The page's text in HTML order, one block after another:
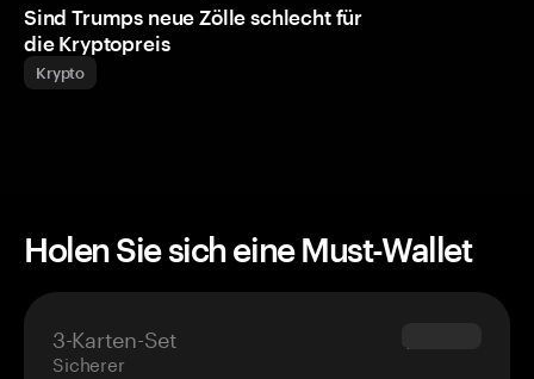
Sind Trumps neue Zölle schlecht für
die Kryptopreis
Krypto
Holen Sie sich eine Must-Wallet
3-Karten-Set
Sicherer
$69.90